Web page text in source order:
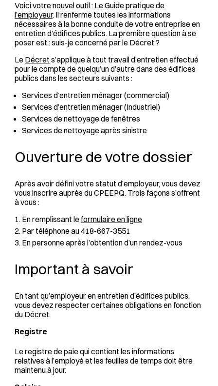
Voici votre nouvel outil : Le Guide pratique de
l’employeur. Il renferme toutes les informations
nécessaires à la bonne conduite de votre entreprise en
entretien d’édifices publics. La première question à se
poser est : suis-je concerné par le Décret ?
Le Décret s’applique à tout travail d’entretien effectué
pour le compte de quelqu’un d’autre dans des édifices
publics dans les secteurs suivants :
Services d’entretien ménager (commercial)
Services d’entretien ménager (Industriel)
Services de nettoyage de fenêtres
Services de nettoyage après sinistre
Ouverture de votre dossier
Après avoir défini votre statut d’employeur, vous devez
vous inscrire auprès du CPEEPQ. Trois façons s’offrent
à vous :
En remplissant le formulaire en ligne
Par téléphone au 418-667-3551
En personne après l’obtention d’un rendez-vous
Important à savoir
En tant qu’employeur en entretien d’édifices publics,
vous devez respecter certaines obligations en fonction
du Décret.
Registre
Le registre de paie qui contient les informations
relatives à l’employé et les feuilles de temps doit être
maintenu à jour.